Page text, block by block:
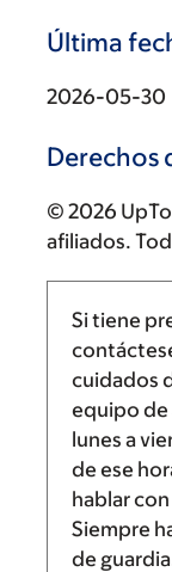
Última
2026-05-30
Derechos
© 2026
afiliados.
Si tiene
cuidados
equipo de
lunes a
de ese
hablar
Siempre
de